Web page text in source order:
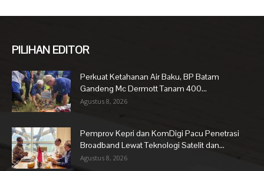
PILIHAN EDITOR
Perkuat Ketahanan Air Baku, BP Batam
Gandeng Mc Dermott Tanam 400...
Agustus 8, 2026
Pemprov Kepri dan KomDigi Pacu Penetrasi
Broadband Lewat Teknologi Satelit dan...
Agustus 8, 2026